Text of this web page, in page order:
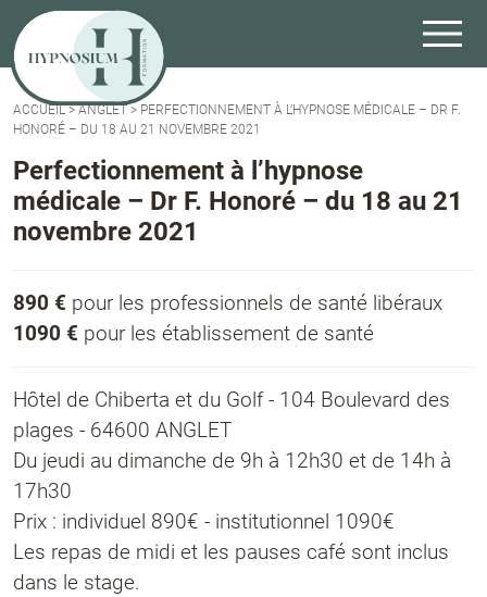
ACCUEIL>ANGLET> PERFECTIONNEMENT À L’HYPNOSE MÉDICALE – DR F.
HONORÉ – DU 18 AU 21 NOVEMBRE 2021
Perfectionnement à l’hypnose
médicale – Dr F. Honoré – du 18 au 21
novembre 2021
890 € pour les professionnels de santé libéraux
1090 € pour les établissement de santé
Hôtel de Chiberta et du Golf - 104 Boulevard des
plages - 64600 ANGLET
Du jeudi au dimanche de 9h à 12h30 et de 14h à
17h30
Prix : individuel 890€ - institutionnel 1090€
Les repas de midi et les pauses café sont inclus
dans le stage.